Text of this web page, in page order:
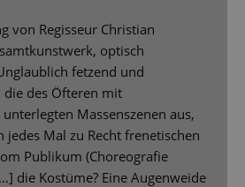
von Regisseur Christian
optisch
fetzend und
die des Öfteren mit
Massenszenen aus,
jedes Mal zu Recht frenetischen
Publikum (Choreografie
die Kostüme? Eine Augenweide